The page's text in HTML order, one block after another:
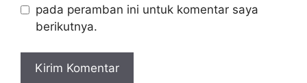
pada peramban ini untuk komentar saya
berikutnya.